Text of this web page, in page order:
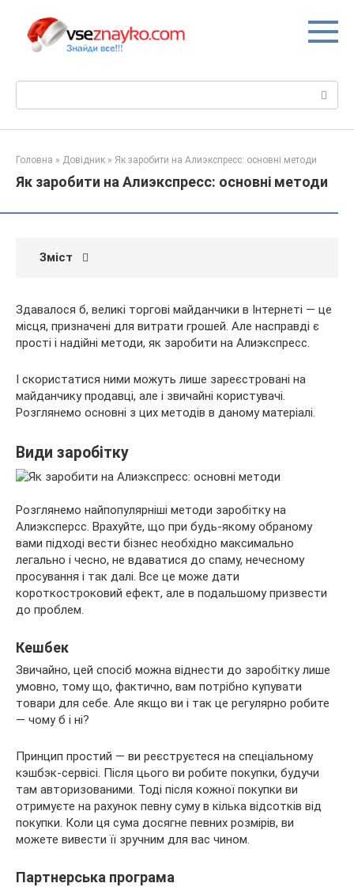
вмісту
Головна » Довідник » Як заробити на Алиэкспресс: основні методи
Як заробити на Алиэкспресс: основні методи
Зміст
Здавалося б, великі торгові майданчики в Інтернеті — це
місця, призначені для витрати грошей. Але насправді є
прості і надійні методи, як заробити на Алиэкспресс.
І скористатися ними можуть лише зареєстровані на
майданчику продавці, але і звичайні користувачі.
Розглянемо основні з цих методів в даному матеріалі.
Види заробітку
Розглянемо найпопулярніші методи заробітку на
Алиэксперсс. Врахуйте, що при будь-якому обраному
вами підході вести бізнес необхідно максимально
легально і чесно, не вдаватися до спаму, нечесному
просування і так далі. Все це може дати
короткостроковий ефект, але в подальшому призвести
до проблем.
Кешбек
Звичайно, цей спосіб можна віднести до заробітку лише
умовно, тому що, фактично, вам потрібно купувати
товари для себе. Але якщо ви і так це регулярно робите
— чому б і ні?
Принцип простий — ви реєструєтеся на спеціальному
кэшбэк-сервісі. Після цього ви робите покупки, будучи
там авторизованими. Тоді після кожної покупки ви
отримуєте на рахунок певну суму в кілька відсотків від
покупки. Коли ця сума досягне певних розмірів, ви
можете вивести її зручним для вас чином.
Партнерська програма